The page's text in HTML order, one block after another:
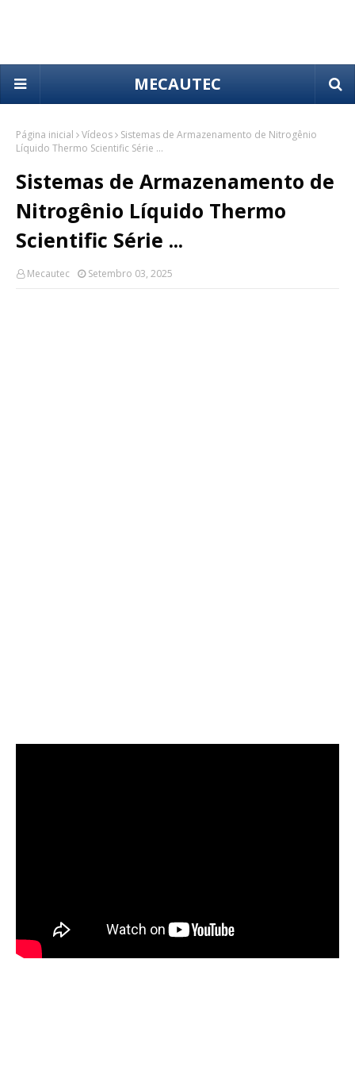
MECAUTEC
Página inicial Vídeos
Sistemas de Armazenamento de Nitrogênio
Líquido Thermo Scientific Série ...
Sistemas de Armazenamento de
Nitrogênio Líquido Thermo
Scientific Série ...
Mecautec Setembro 03, 2025